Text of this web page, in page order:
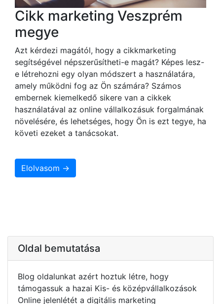
Cikk marketing Veszprém
megye
Azt kérdezi magától, hogy a cikkmarketing
segítségével népszerűsítheti-e magát? Képes lesz-
e létrehozni egy olyan módszert a használatára,
amely működni fog az Ön számára? Számos
embernek kiemelkedő sikere van a cikkek
használatával az online vállalkozásuk forgalmának
növelésére, és lehetséges, hogy Ön is ezt tegye, ha
követi ezeket a tanácsokat.
Elolvasom →
Oldal bemutatása
Blog oldalunkat azért hoztuk létre, hogy
támogassuk a hazai Kis- és középvállalkozások
Online jelenlétét a digitális marketing